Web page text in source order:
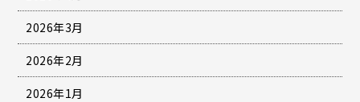
2026年3月
2026年2月
2026年1月